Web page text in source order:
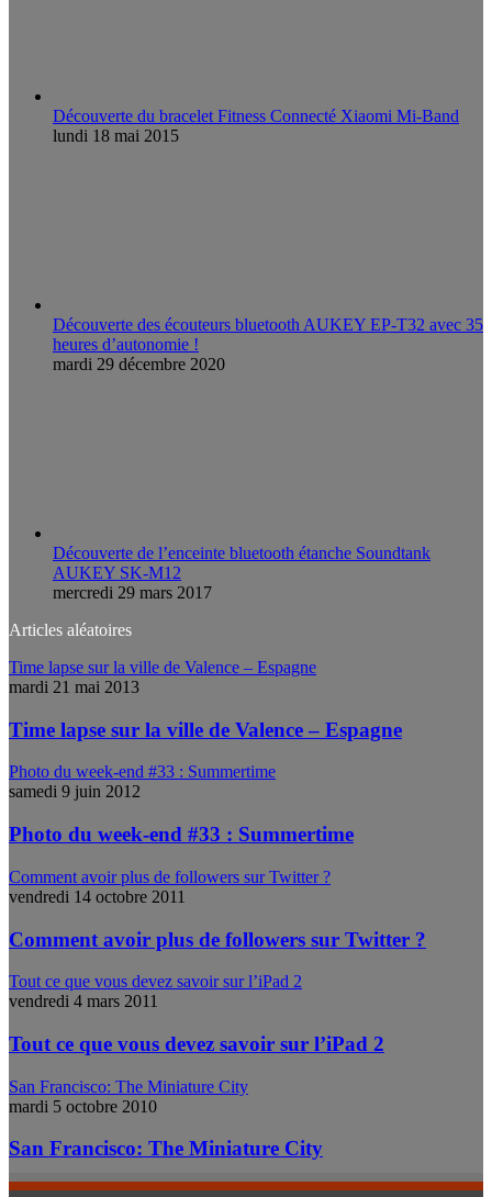
Découverte du bracelet Fitness Connecté Xiaomi Mi-Band
lundi 18 mai 2015
Découverte des écouteurs bluetooth AUKEY EP-T32 avec 35
heures d’autonomie !
mardi 29 décembre 2020
Découverte de l’enceinte bluetooth étanche Soundtank
AUKEY SK-M12
mercredi 29 mars 2017
Articles aléatoires
Time lapse sur la ville de Valence – Espagne
mardi 21 mai 2013
Time lapse sur la ville de Valence – Espagne
Photo du week-end #33 : Summertime
samedi 9 juin 2012
Photo du week-end #33 : Summertime
Comment avoir plus de followers sur Twitter ?
vendredi 14 octobre 2011
Comment avoir plus de followers sur Twitter ?
Tout ce que vous devez savoir sur l’iPad 2
vendredi 4 mars 2011
Tout ce que vous devez savoir sur l’iPad 2
San Francisco: The Miniature City
mardi 5 octobre 2010
San Francisco: The Miniature City